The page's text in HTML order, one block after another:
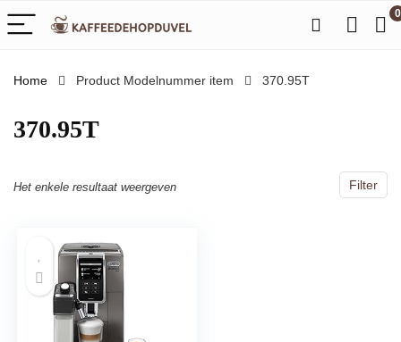
0
Home Product Modelnummer item ‎370.95T
‎370.95T
Filter
Het enkele resultaat weergeven